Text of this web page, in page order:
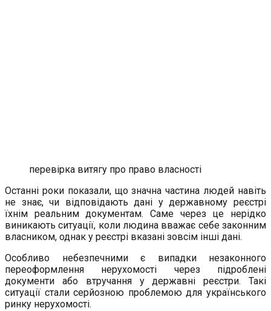
перевірка витягу про право власності
Останні роки показали, що значна частина людей навіть
не знає, чи відповідають дані у державному реєстрі
їхнім реальним документам. Саме через це нерідко
виникають ситуації, коли людина вважає себе законним
власником, однак у реєстрі вказані зовсім інші дані.
Особливо небезпечними є випадки незаконного
переоформлення нерухомості через підроблені
документи або втручання у державні реєстри. Такі
ситуації стали серйозною проблемою для українського
ринку нерухомості.